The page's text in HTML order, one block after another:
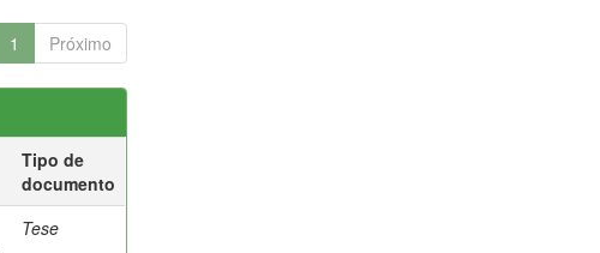
1 Próximo
Tipo de
documento
Tese